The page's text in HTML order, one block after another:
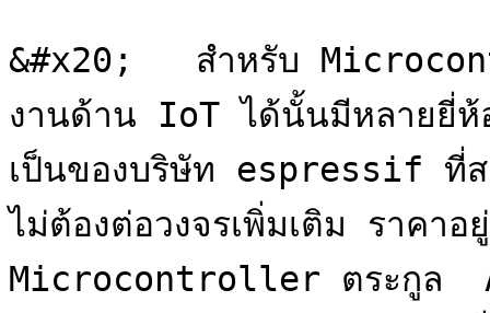
&#x20;   สำหรับ
งานด้าน IoT ได้นั้นมีหลายยี่ห้
เป็นของบริษัท espressif ที่ส
ไม่ต้องต่อวงจรเพิ่มเติม ราคา
Microcontroller ตระกูล